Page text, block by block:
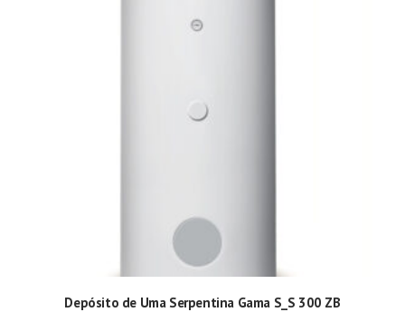
Depósito de Uma Serpentina Gama S_S 300 ZB